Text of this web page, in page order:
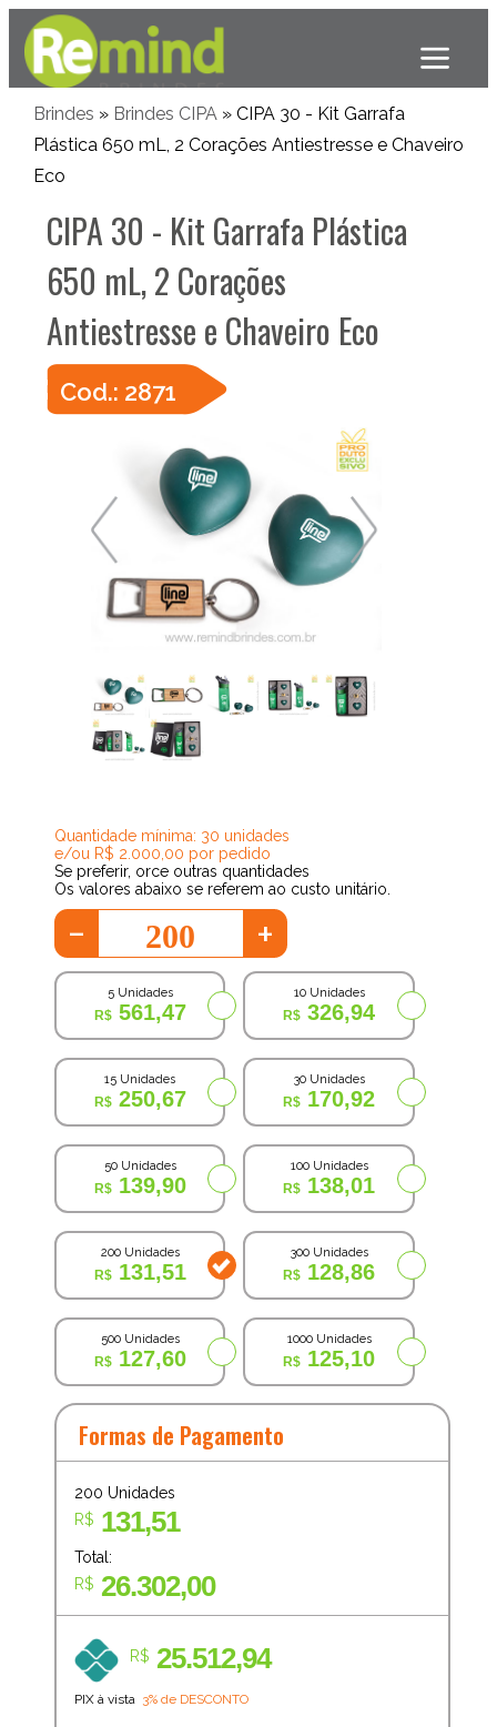
Brindes » Brindes CIPA» CIPA 30 - Kit Garrafa
Plástica 650 mL, 2 Corações Antiestresse e Chaveiro
Eco
CIPA 30 - Kit Garrafa Plástica
650 mL, 2 Corações
Antiestresse e Chaveiro Eco
Cod.: 2871
Quantidade mínima: 30 unidades
e/ou R$ 2.000,00 por pedido
Se preferir, orce outras quantidades
Os valores abaixo se referem ao custo unitário.
- +
5 Unidades
561,47
10 Unidades
326,94
15 Unidades
250,67
30 Unidades
170,92
50 Unidades
139,90
100 Unidades
138,01
200 Unidades
131,51
300 Unidades
128,86
500 Unidades
127,60
1000 Unidades
125,10
Formas de Pagamento
200 Unidades
R$ 131,51
Total:
R$ 26.302,00
R$ 25.512,94
PIX à vista 3% de DESCONTO